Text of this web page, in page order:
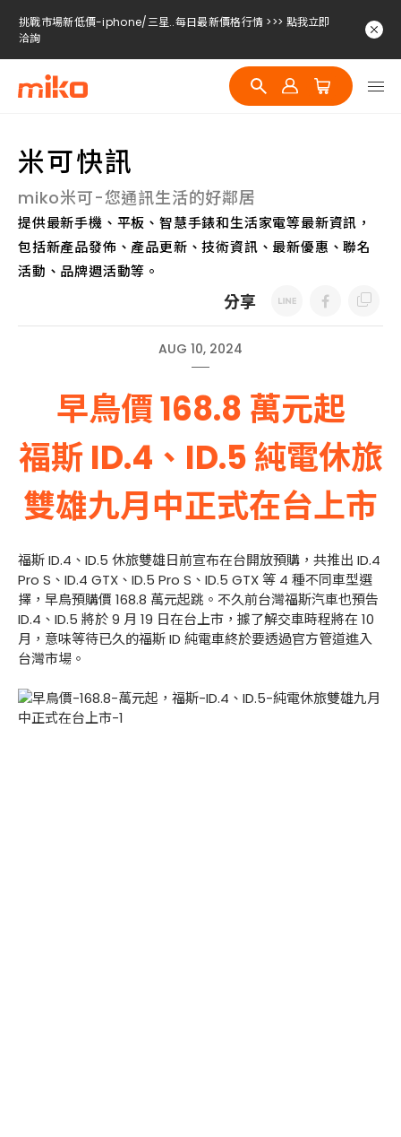
挑戰市場新低價-iphone/三星..每日最新價格行情 >>> 點我立即
洽詢
挑戰市場新低價-iphone/三星..每日最新價格行情 >>> 點我立即
洽詢
挑戰市場新低價-iphone/三星..每日最新價格行情 >>> 點我立即
米可快訊
miko米可-您通訊生活的好鄰居
提供最新手機、平板、智慧手錶和生活家電等最新資訊，
包括新產品發佈、產品更新、技術資訊、最新優惠、聯名
活動、品牌週活動等。
分享
AUG 10, 2024
早鳥價 168.8 萬元起
福斯 ID.4、ID.5 純電休旅
雙雄九月中正式在台上市
福斯 ID.4、ID.5 休旅雙雄日前宣布在台開放預購，共推出 ID.4
Pro S、ID.4 GTX、ID.5 Pro S、ID.5 GTX 等 4 種不同車型選
擇，早鳥預購價 168.8 萬元起跳。不久前台灣福斯汽車也預告
ID.4、ID.5 將於 9 月 19 日在台上市，據了解交車時程將在 10
月，意味等待已久的福斯 ID 純電車終於要透過官方管道進入
台灣市場。